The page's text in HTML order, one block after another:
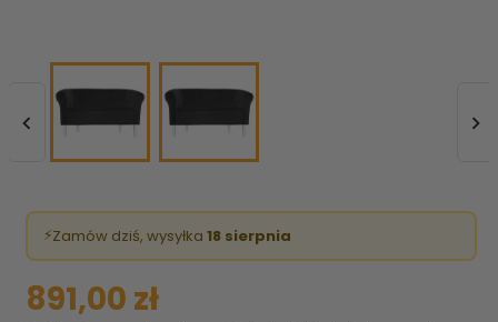
 
⚡Zamów dziś, wysyłka 18 sierpnia
891,00 zł